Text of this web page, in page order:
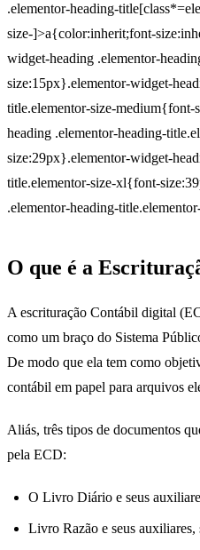
.elementor-heading-
size-]>a{color:inherit;font-
widget-heading .elementor-
size:15px}.elementor-widget-
title.elementor-size-
heading .elementor-heading-
size:29px}.elementor-widget-
title.elementor-size-xl{font-
.elementor-heading-
O que é a
A escrituração Contábil digital
como um braço do Sistema
De modo que ela tem como
contábil em papel para arquivos
Aliás, três tipos de documentos
pela ECD:
O Livro Diário e seus
Livro Razão e seus auxiliares,